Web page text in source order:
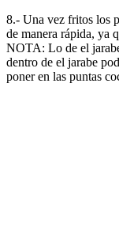
8.- Una vez fritos los
de manera rápida, ya
NOTA: Lo de el
dentro de el jarabe
poner en las puntas